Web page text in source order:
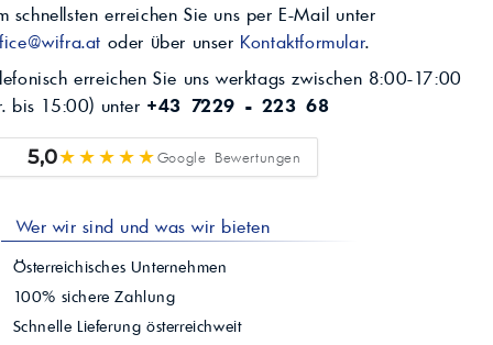
schnellsten erreichen Sie uns per E-Mail unter
oder über unser Kontaktformular.
erreichen Sie uns werktags zwischen 8:00-17:00
bis 15:00) unter +43 7229 - 223 68
5,0★★★★★Google Bewertungen
Wer wir sind und was wir bieten
Österreichisches Unternehmen
100% sichere Zahlung
Schnelle Lieferung österreichweit